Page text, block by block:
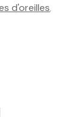
d'oreilles,